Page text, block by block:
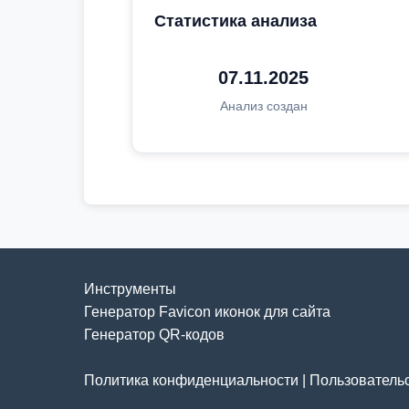
Статистика анализа
07.11.2025
Анализ создан
Инструменты
Генератор Favicon иконок для сайта
Генератор QR-кодов
Политика конфиденциальности